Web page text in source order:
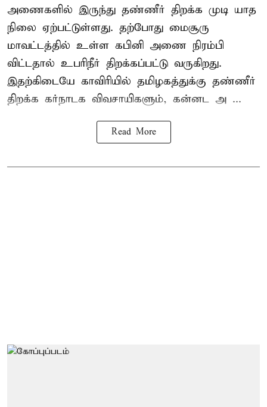
அணைகளில் இருந்து தண்ணீர் திறக்க முடி யாத
நிலை ஏற்பட்டுள்ளது. தற்போது மைசூரு
மாவட்டத்தில் உள்ள கபினி அணை நிரம்பி
விட்டதால் உபரிநீர் திறக்கப்பட்டு வருகிறது.
இதற்கிடையே காவிரியில் தமிழகத்துக்கு தண்ணீர்
திறக்க கர்நாடக விவசாயிகளும், கன்னட அ ...
Read More